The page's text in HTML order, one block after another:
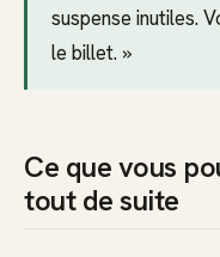
suspense inutiles.
le billet. »
Ce que vous
tout de suite